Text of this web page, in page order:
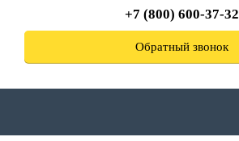
+7 (800) 600-37-32
Обратный звонок